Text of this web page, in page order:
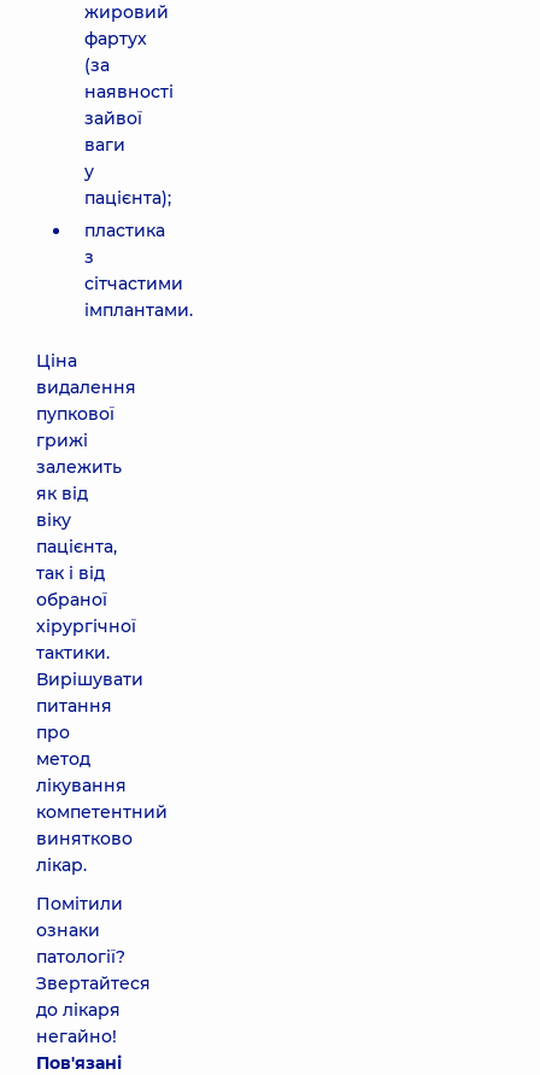
жировий
фартух
(за
наявності
зайвої
ваги
у
пацієнта);
пластика
з
сітчастими
імплантами.
Ціна
видалення
пупкової
грижі
залежить
як від
віку
пацієнта,
так і від
обраної
хірургічної
тактики.
Вирішувати
питання
про
метод
лікування
компетентний
винятково
лікар.
Помітили
ознаки
патології?
Звертайтеся
до лікаря
негайно!
Пов'язані